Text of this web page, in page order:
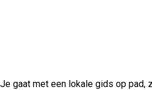
gaat met een lokale gids op pad,